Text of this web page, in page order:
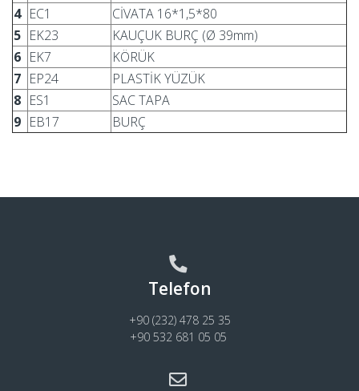
4 EC1
CİVATA 16*1,5*80
5 EK23
KAUÇUK BURÇ (Ø 39mm)
6 EK7
KÖRÜK
7 EP24
PLASTİK YÜZÜK
8 ES1
SAC TAPA
9 EB17 BURÇ
Telefon
+90 (232) 478 25 35
+90 532 681 05 05